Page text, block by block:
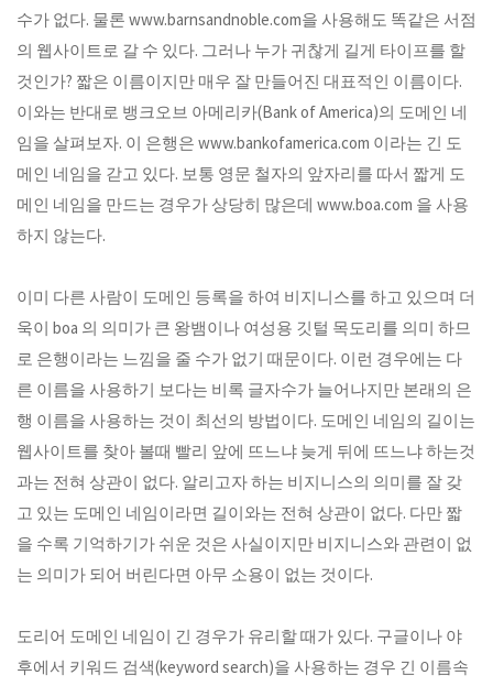
수가 없다. 물론 www.barnsandnoble.com을 사용해도 똑같은 서점
의 웹사이트로 갈 수 있다. 그러나 누가 귀찮게 길게 타이프를 할
것인가? 짧은 이름이지만 매우 잘 만들어진 대표적인 이름이다.
이와는 반대로 뱅크오브 아메리카(Bank of America)의 도메인 네
임을 살펴보자. 이 은행은 www.bankofamerica.com 이라는 긴 도
메인 네임을 갇고 있다. 보통 영문 철자의 앞자리를 따서 짧게 도
메인 네임을 만드는 경우가 상당히 많은데 www.boa.com 을 사용
하지 않는다.
이미 다른 사람이 도메인 등록을 하여 비지니스를 하고 있으며 더
욱이 boa 의 의미가 큰 왕뱀이나 여성용 깃털 목도리를 의미 하므
로 은행이라는 느낌을 줄 수가 없기 때문이다. 이런 경우에는 다
른 이름을 사용하기 보다는 비록 글자수가 늘어나지만 본래의 은
행 이름을 사용하는 것이 최선의 방법이다. 도메인 네임의 길이는
웹사이트를 찾아 볼때 빨리 앞에 뜨느냐 늦게 뒤에 뜨느냐 하는것
과는 전혀 상관이 없다. 알리고자 하는 비지니스의 의미를 잘 갖
고 있는 도메인 네임이라면 길이와는 전혀 상관이 없다. 다만 짧
을 수록 기억하기가 쉬운 것은 사실이지만 비지니스와 관련이 없
는 의미가 되어 버린다면 아무 소용이 없는 것이다.
도리어 도메인 네임이 긴 경우가 유리할 때가 있다. 구글이나 야
후에서 키워드 검색(keyword search)을 사용하는 경우 긴 이름속